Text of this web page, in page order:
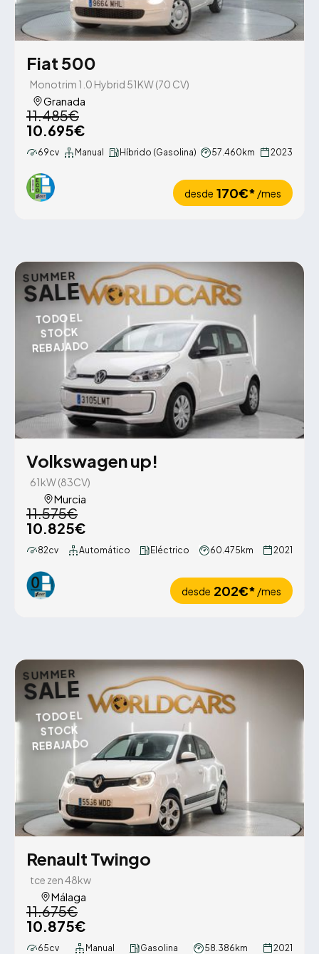
Fiat 500
Monotrim 1.0 Hybrid 51KW (70 CV)
Granada
11.485€
10.695€
69cv Manual Híbrido (Gasolina) 57.460km 2023
desde 170€* /mes
SUMMER
SALE
TODO EL
STOCK
REBAJADO
Volkswagen up!
61kW (83CV)
Murcia
11.575€
10.825€
82cv Automático Eléctrico 60.475km 2021
desde 202€* /mes
SUMMER
SALE
TODO EL
STOCK
REBAJADO
Renault Twingo
tce zen 48kw
Málaga
11.675€
10.875€
65cv Manual Gasolina 58.386km 2021